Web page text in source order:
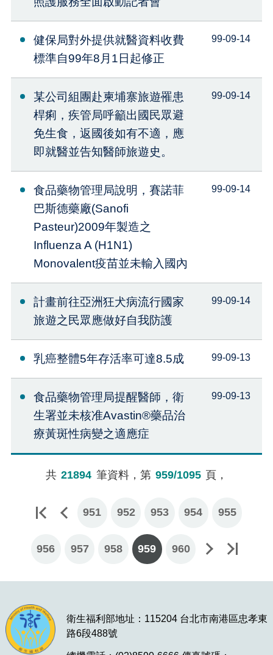
健保局對外提供就醫資料收費
標準自99年8月1日起修正
99-09-14
某公司組團赴柬埔寨旅遊罹患
桿痢，疾管局呼籲出國民眾避
免生食，返國後如有不適，應
即就醫並告知醫師旅遊史。
99-09-14
食品藥物管理局說明，賽諾菲
巴斯德藥廠(Sanofi
Pasteur)2009年製造之
Influenza A (H1N1)
Monovalent疫苗並未輸入國內
99-09-14
計畫前往亞洲狂犬病流行國家
旅遊之民眾應做好自我防護
99-09-14
乳癌整體5年存活率可達8.5成 99-09-13
食品藥物管理局提醒醫師，衛
生署並未核准Avastin®藥品治
療黃斑性病變之適應症
99-09-13
共 21894 筆資料，第 959/1095 頁，
951 952 953 954 955
956 957 958 959 960
下一頁最後一頁
衛生福利部地址：115204 台北市南港區忠孝東
路6段488號